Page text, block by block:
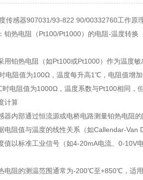
传感器907031/93-822 90/00332760工作原
铂热电阻（Pt100/Pt1000）的电阻-温度转换
用铂热电阻（如Pt100或Pt1000）作为温度
电阻值为100Ω，温度每升高1℃，电阻值增加
电阻值为1000Ω，温度系数与Pt100相同，
计算
器内部通过恒流源或电桥电路测量铂热电阻的
电阻值与温度的线性关系（如Callendar-Van
值以标准工业信号（如4-20mA电流、0-10V
电阻的测温范围通常为-200℃至+850℃，适